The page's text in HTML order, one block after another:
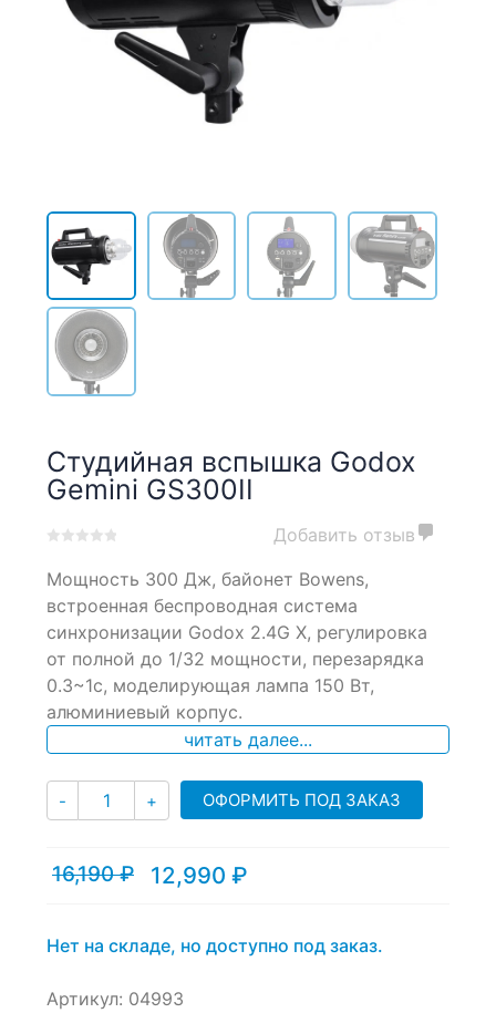
Студийная вспышка Godox
Gemini GS300II
out
based
on
customer
ratings
Добавить отзыв
Мощность 300 Дж, байонет Bowens,
встроенная беспроводная система
синхронизации Godox 2.4G X, регулировка
от полной до 1/32 мощности, перезарядка
0.3~1c, моделирующая лампа 150 Вт,
алюминиевый корпус.
читать далее...
- Количество
+ ОФОРМИТЬ ПОД ЗАКАЗ
16,190₽
Первоначальная
16,190 ₽.
12,990 ₽
Текущая
Нет на складе, но доступно под заказ.
Артикул: 04993